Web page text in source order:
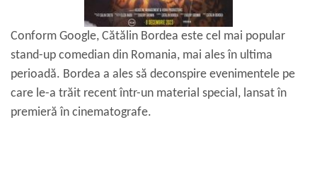
Conform Google, Cătălin Bordea este cel mai popular
stand-up comedian din Romania, mai ales în ultima
perioadă. Bordea a ales să deconspire evenimentele pe
care le-a trăit recent într-un material special, lansat în
premieră în cinematografe.